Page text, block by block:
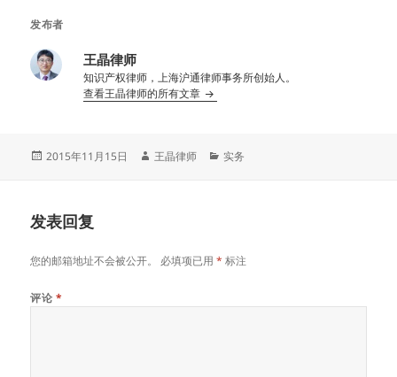
发布者
王晶律师
知识产权律师，上海沪通律师事务所创始人。
查看王晶律师的所有文章
发
2015年11月15日
作
王晶律师
分
实务
发表回复
您的邮箱地址不会被公开。 必填项已用* 标注
评论 *